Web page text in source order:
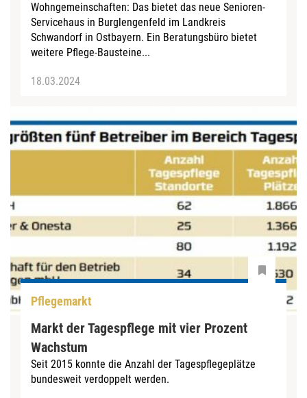
Wohngemeinschaften: Das bietet das neue Senioren-
Servicehaus in Burglengenfeld im Landkreis
Schwandorf in Ostbayern. Ein Beratungsbüro bietet
weitere Pflege-Bausteine...
18.03.2024
Pflegemarkt
Markt der Tagespflege­ mit vier Prozent
Wachstum
Seit 2015 konnte die Anzahl der Tagespflegeplätze
bundesweit verdoppelt werden.